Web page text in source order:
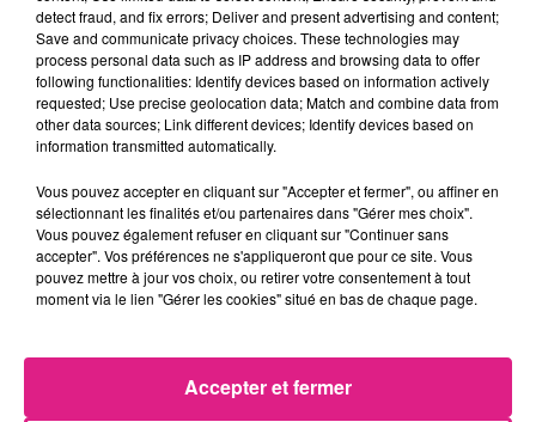
ÈChapelier FouÈ (Electro) le 24
Novembre et � ÈProxima du
CentaureÈ (Electro Rap) le 25
Novembre � 21 h.
L'Irish Pubaccueille� ÈTardisÈ
(Rock) le 24 Novembre, et
ÈRivieraÈ (Rock) le 25
Diff�rents DJ's s'installent
detect fraud, and fix errors; Deliver and present advertising and content;
Save and communicate privacy choices. These technologies may
process personal data such as IP address and browsing data to offer
following functionalities: Identify devices based on information actively
requested; Use precise geolocation data; Match and combine data from
other data sources; Link different devices; Identify devices based on
information transmitted automatically.
Vous pouvez accepter en cliquant sur "Accepter et fermer", ou affiner en
sélectionnant les finalités et/ou partenaires dans "Gérer mes choix".
Vous pouvez également refuser en cliquant sur "Continuer sans
accepter". Vos préférences ne s'appliqueront que pour ce site. Vous
pouvez mettre à jour vos choix, ou retirer votre consentement à tout
moment via le lien "Gérer les cookies" situé en bas de chaque page.
Accepter et fermer